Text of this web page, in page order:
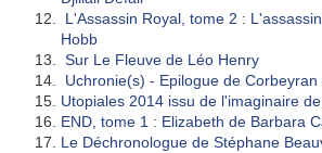
L'Assassin Royal, tome 2 :
Hobb
Sur Le Fleuve de Léo Henry
Uchronie(s) - Epilogue de
Utopiales 2014 issu de l'imaginaire
END, tome 1 : Elizabeth de Barbara
Le Déchronologue de Stéphane